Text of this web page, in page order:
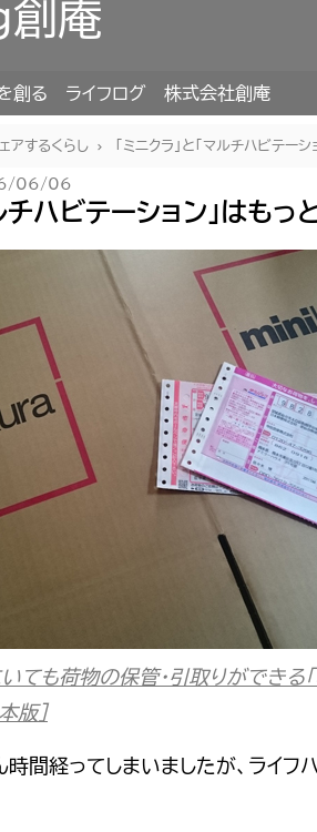
庵
創る ライフログ 株式会社創庵
アするくらし 「ミニクラ」と「マルチハビテー
06/06
ルチハビテーション」はも
ても荷物の保管・引取りができる
版］
間経ってしまいましたが、ライフ